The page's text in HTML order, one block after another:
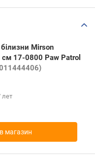
Mirson
17-0800 Paw Patrol
лет
магазин